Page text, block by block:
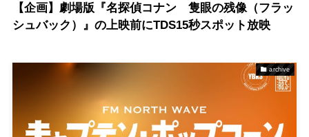
【企画】劇場版『名探偵コナン 隻眼の残像（フラッ
シュバック）』の上映前にTDS15秒スポット放映
archive